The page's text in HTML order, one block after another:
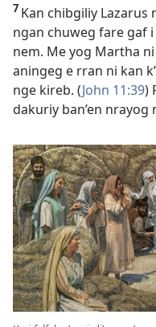
7 Kan chibgiliy Lazarus
ngan chuweg fare gaf
nem. Me yog Martha
aningeg e rran ni kan
nge kireb. (John 11:39)
dakuriy ban’en nrayog